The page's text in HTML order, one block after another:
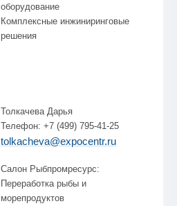
оборудование
Комплексные инжиниринговые
решения
Толкачева Дарья
Телефон: +7 (499) 795-41-25
tolkacheva@expocentr.ru
Салон Рыбпромресурс:
Переработка рыбы и
морепродуктов